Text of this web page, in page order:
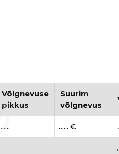
Võlgnevuse
pikkus
Suurim
võlgnevus
...... ...... €